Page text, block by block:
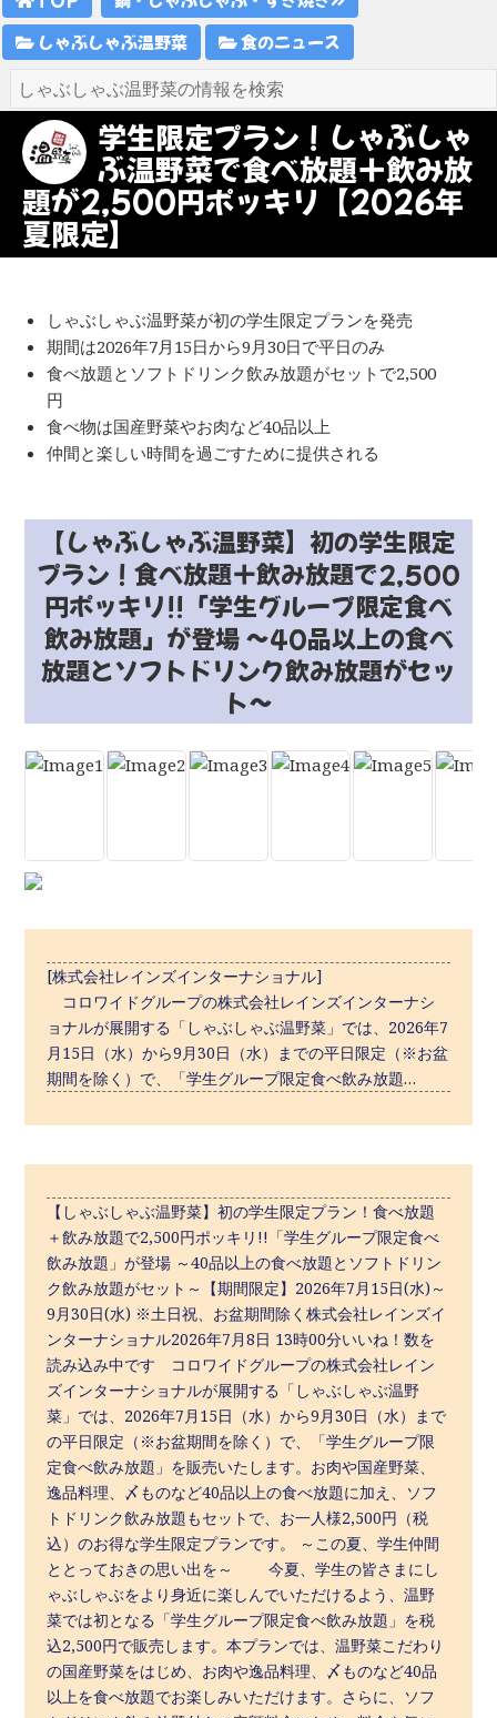
しゃぶしゃぶ温野菜
食のニュース
学生限定プラン！しゃぶしゃ
ぶ温野菜で食べ放題＋飲み放
題が2,500円ポッキリ【2026年
夏限定】
しゃぶしゃぶ温野菜が初の学生限定プランを発売
期間は2026年7月15日から9月30日で平日のみ
食べ放題とソフトドリンク飲み放題がセットで2,500
円
食べ物は国産野菜やお肉など40品以上
仲間と楽しい時間を過ごすために提供される
【しゃぶしゃぶ温野菜】初の学生限定
プラン！食べ放題＋飲み放題で2,500
円ポッキリ!!「学生グループ限定食べ
飲み放題」が登場 ～40品以上の食べ
放題とソフトドリンク飲み放題がセッ
ト～
[株式会社レインズインターナショナル]
コロワイドグループの株式会社レインズインターナシ
ョナルが展開する「しゃぶしゃぶ温野菜」では、2026年7
月15日（水）から9月30日（水）までの平日限定（※お盆
期間を除く）で、「学生グループ限定食べ飲み放題…
【しゃぶしゃぶ温野菜】初の学生限定プラン！食べ放題
＋飲み放題で2,500円ポッキリ!!「学生グループ限定食べ
飲み放題」が登場 ～40品以上の食べ放題とソフトドリン
ク飲み放題がセット～【期間限定】2026年7月15日(水)～
9月30日(水) ※土日祝、お盆期間除く株式会社レインズイ
ンターナショナル2026年7月8日 13時00分いいね！数を
読み込み中です コロワイドグループの株式会社レイン
ズインターナショナルが展開する「しゃぶしゃぶ温野
菜」では、2026年7月15日（水）から9月30日（水）まで
の平日限定（※お盆期間を除く）で、「学生グループ限
定食べ飲み放題」を販売いたします。お肉や国産野菜、
逸品料理、〆ものなど40品以上の食べ放題に加え、ソフ
トドリンク飲み放題もセットで、お一人様2,500円（税
込）のお得な学生限定プランです。 ～この夏、学生仲間
ととっておきの思い出を～ 今夏、学生の皆さまにし
ゃぶしゃぶをより身近に楽しんでいただけるよう、温野
菜では初となる「学生グループ限定食べ飲み放題」を税
込2,500円で販売します。本プランでは、温野菜こだわり
の国産野菜をはじめ、お肉や逸品料理、〆ものなど40品
以上を食べ放題でお楽しみいただけます。さらに、ソフ